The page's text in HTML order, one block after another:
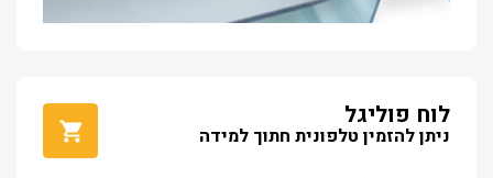
לוח פוליגל
ניתן להזמין טלפונית חתוך למידה